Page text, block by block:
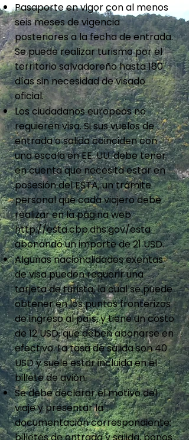
Pasaporte en vigor con al menos
seis meses de vigencia
posteriores a la fecha de entrada.
Se puede realizar turismo por el
territorio salvadoreño hasta 180
días sin necesidad de visado
oficial.
Los ciudadanos europeos no
requieren visa. Si sus vuelos de
entrada o salida coinciden con
una escala en EE. UU. debe tener
en cuenta que necesita estar en
posesión del ESTA, un trámite
personal que cada viajero debe
realizar en la página web
http://esta.cbp.dhs.gov/esta
abonando un importe de 21 USD.
Algunas nacionalidades exentas
de visa pueden requerir una
tarjeta de turista, la cual se puede
obtener en los puntos fronterizos
de ingreso al país, y tiene un costo
de 12 USD, que deben abonarse en
efectivo. La tasa de salida son 40
USD y suele estar incluida en el
billete de avión.
Se debe declarar el motivo del
viaje y presentar la
documentación correspondiente: